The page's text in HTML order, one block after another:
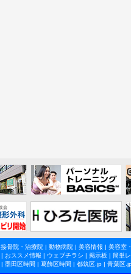
接骨院・治療院| 動物病院| 美容情報 | 美容室
| おススメ情報 | ウェブチラシ | 掲示板 | 簡単
| 墨田区時間 | 葛飾区時間 | 都筑区.jp | 青葉区